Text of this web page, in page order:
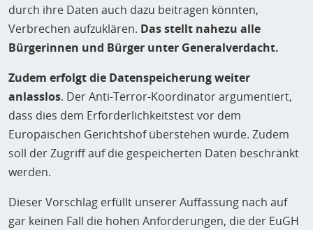
durch ihre Daten auch dazu beitragen könnten,
Verbrechen aufzuklären. Das stellt nahezu alle
Bürgerinnen und Bürger unter Generalverdacht.
Zudem erfolgt die Datenspeicherung weiter
anlasslos. Der Anti-Terror-Koordinator argumentiert,
dass dies dem Erforderlichkeitstest vor dem
Europäischen Gerichtshof überstehen würde. Zudem
soll der Zugriff auf die gespeicherten Daten beschränkt
werden.
Dieser Vorschlag erfüllt unserer Auffassung nach auf
gar keinen Fall die hohen Anforderungen, die der EuGH